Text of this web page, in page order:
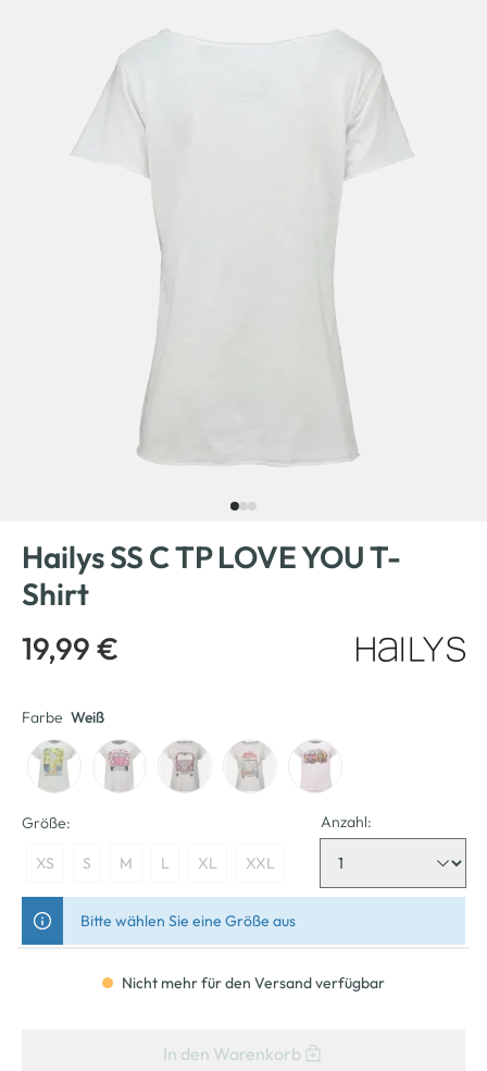
Hailys SS C TP LOVE YOU T-
Shirt
19,99 €
Farbe Weiß
Größe:
XS S M L XL XXL
Anzahl:
Bitte wählen Sie eine Größe aus
Nicht mehr für den Versand verfügbar
In den Warenkorb